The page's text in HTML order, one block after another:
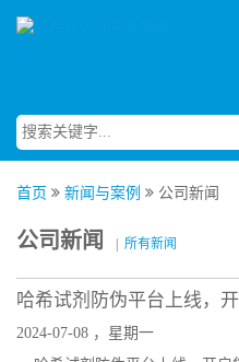
首页 新闻与案例 公司新闻
公司新闻 所有新闻
哈希试剂防伪平台上线，
2024-07-08 ，星期一